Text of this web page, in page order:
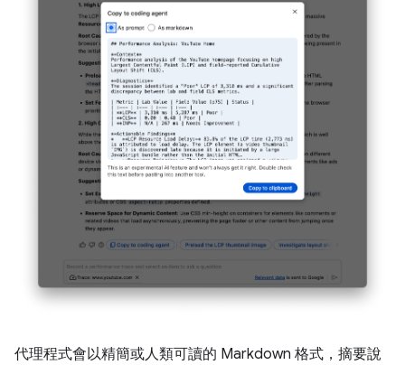
代理程式會以精簡或人類可讀的 Markdown 格式，摘要說